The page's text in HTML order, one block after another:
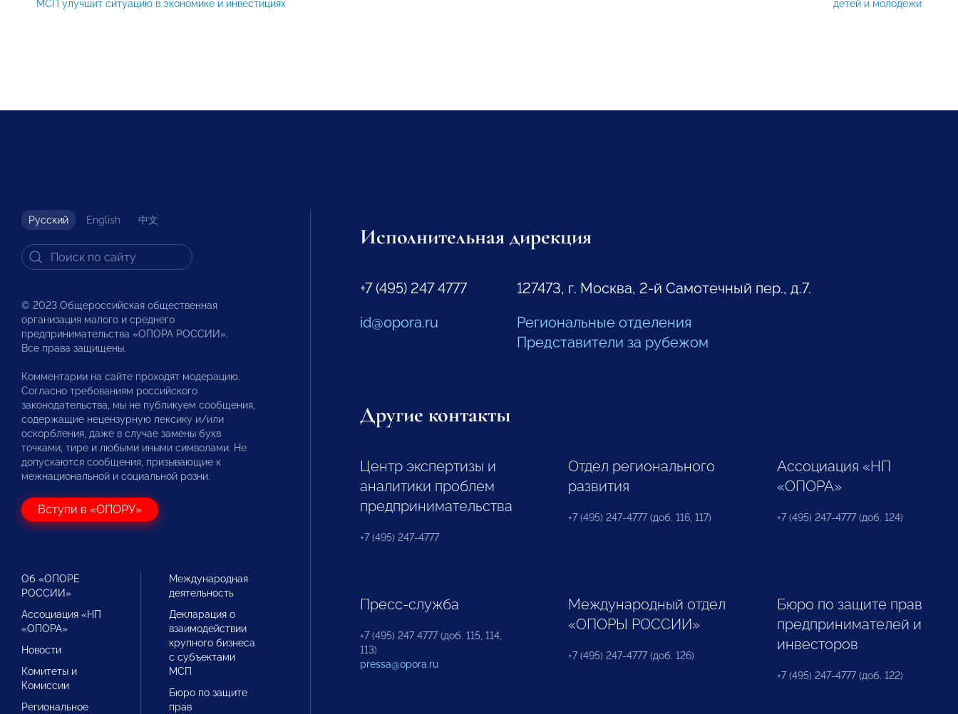
МСП улучшит ситуацию в экономике и инвестициях
детей и молодежи
Русский English 中文
© 2023 Общероссийская общественная
организация малого и среднего
предпринимательства «ОПОРА РОССИИ».
Все права защищены.
Комментарии на сайте проходят модерацию.
Согласно требованиям российского
законодательства, мы не публикуем сообщения,
содержащие нецензурную лексику и/или
оскорбления, даже в случае замены букв
точками, тире и любыми иными символами. Не
допускаются сообщения, призывающие к
межнациональной и социальной розни.
Вступи в «ОПОРУ»
Об «ОПОРЕ
РОССИИ»
Ассоциация «НП
«ОПОРА»
Новости
Комитеты и
Комиссии
Региональное
Международная
деятельность
Декларация о
взаимодействии
крупного бизнеса
с субъектами
МСП
Бюро по защите
прав
Исполнительная дирекция
+7 (495) 247 4777
id@opora.ru
127473, г. Москва, 2-й Самотечный пер., д.7.
Региональные отделения
Представители за рубежом
Другие контакты
Центр экспертизы и
аналитики проблем
предпринимательства
+7 (495) 247-4777
Отдел регионального
развития
+7 (495) 247-4777 (доб. 116, 117)
Ассоциация «НП
«ОПОРА»
+7 (495) 247-4777 (доб. 124)
Пресс-служба
+7 (495) 247 4777 (доб. 115, 114,
113)
pressa@opora.ru
Международный отдел
«ОПОРЫ РОССИИ»
+7 (495) 247-4777 (доб. 126)
Бюро по защите прав
предпринимателей и
инвесторов
+7 (495) 247-4777 (доб. 122)